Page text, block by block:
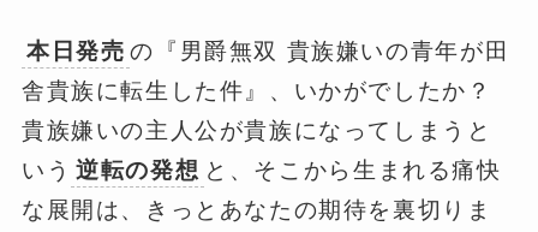
本日発売 の『男爵無双 貴族嫌いの青年が田
舎貴族に転生した件』、いかがでしたか？
貴族嫌いの主人公が貴族になってしまうと
いう 逆転の発想 と、そこから生まれる痛快
な展開は、きっとあなたの期待を裏切りま